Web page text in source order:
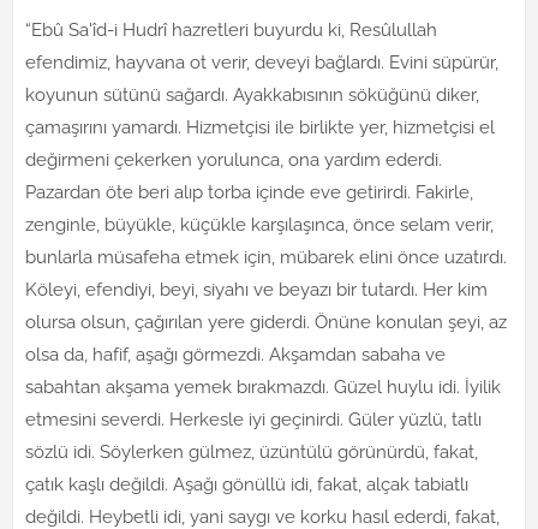
“Ebû Sa'îd-i Hudrî hazretleri buyurdu ki, Resûlullah
efendimiz, hayvana ot verir, deveyi bağlardı. Evini süpürür,
koyunun sütünü sağardı. Ayakkabısının söküğünü diker,
çamaşırını yamardı. Hizmetçisi ile birlikte yer, hizmetçisi el
değirmeni çekerken yorulunca, ona yardım ederdi.
Pazardan öte beri alıp torba içinde eve getirirdi. Fakirle,
zenginle, büyükle, küçükle karşılaşınca, önce selam verir,
bunlarla müsafeha etmek için, mübarek elini önce uzatırdı.
Köleyi, efendiyi, beyi, siyahı ve beyazı bir tutardı. Her kim
olursa olsun, çağırılan yere giderdi. Önüne konulan şeyi, az
olsa da, hafif, aşağı görmezdi. Akşamdan sabaha ve
sabahtan akşama yemek bırakmazdı. Güzel huylu idi. İyilik
etmesini severdi. Herkesle iyi geçinirdi. Güler yüzlü, tatlı
sözlü idi. Söylerken gülmez, üzüntülü görünürdü, fakat,
çatık kaşlı değildi. Aşağı gönüllü idi, fakat, alçak tabiatlı
değildi. Heybetli idi, yani saygı ve korku hasıl ederdi, fakat,